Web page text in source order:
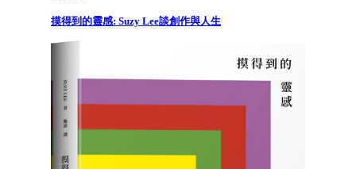
摸得到的靈感: Suzy Lee談創作與人生